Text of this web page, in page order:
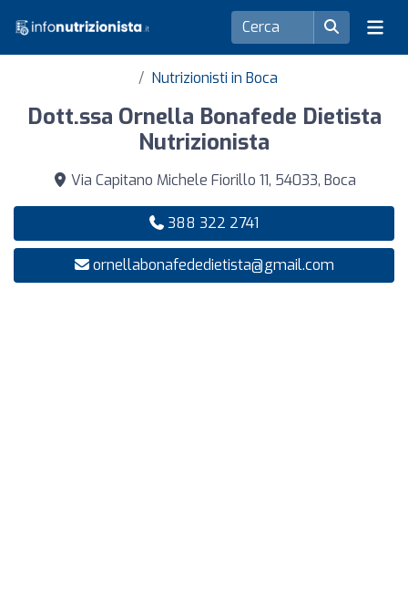
Nutrizionisti in Boca
Dott.ssa Ornella Bonafede Dietista
Nutrizionista
Via Capitano Michele Fiorillo 11, 54033, Boca
388 322 2741
ornellabonafededietista@gmail.com